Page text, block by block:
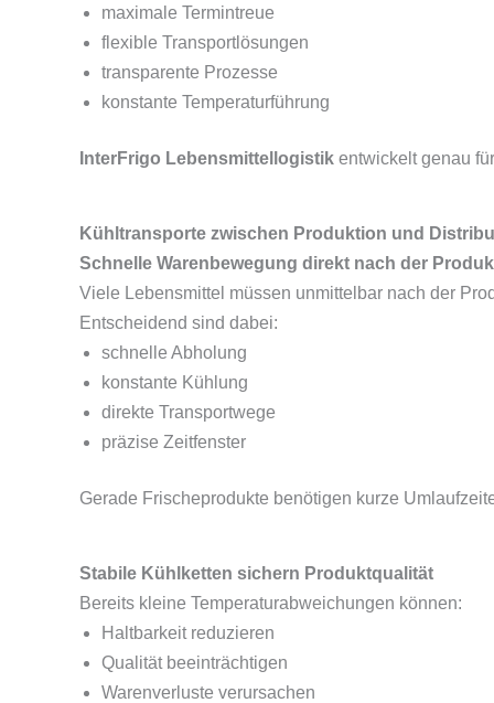
maximale Termintreue
flexible Transportlösungen
transparente Prozesse
konstante Temperaturführung
InterFrigo Lebensmittellogistik entwickelt genau
Kühltransporte zwischen Produktion und
Schnelle Warenbewegung direkt nach der
Viele Lebensmittel müssen unmittelbar nach der
Entscheidend sind dabei:
schnelle Abholung
konstante Kühlung
direkte Transportwege
präzise Zeitfenster
Gerade Frischeprodukte benötigen kurze
Stabile Kühlketten sichern Produktqualität
Bereits kleine Temperaturabweichungen können:
Haltbarkeit reduzieren
Qualität beeinträchtigen
Warenverluste verursachen